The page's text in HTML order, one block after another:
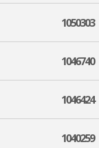
1050303
1046740
1046424
1040259